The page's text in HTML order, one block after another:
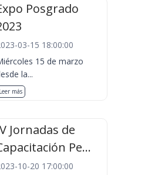
Posgrado
03-15 18:00:00
15 de marzo
la...
Leer más
Jornadas de
Pe...
10-20 17:00:00